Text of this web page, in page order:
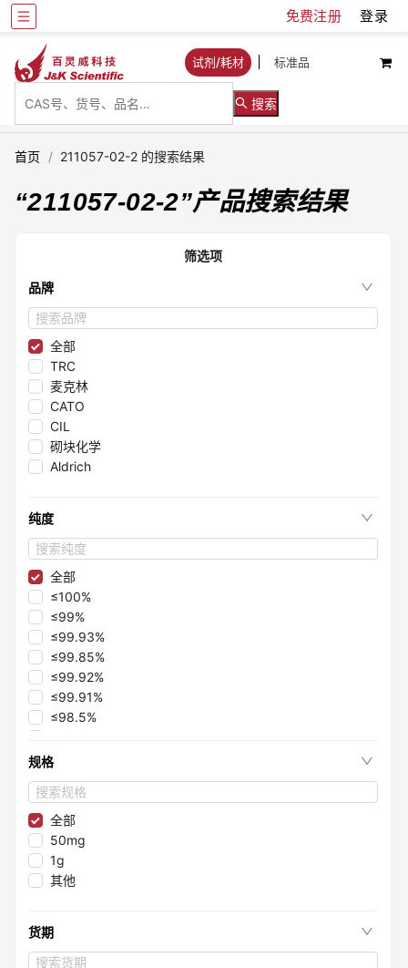
免费注册 登录
试剂/耗材 标准品
搜索
首页 / 211057-02-2 的搜索结果
“211057-02-2”产品搜索结果
筛选项
品牌
全部
TRC
麦克林
CATO
CIL
砌块化学
Aldrich
纯度
全部
≤100%
≤99%
≤99.93%
≤99.85%
≤99.92%
≤99.91%
≤98.5%
≤99.1%
≤98.6%
≤98.35%
≤99.75%
≤99.997%
≤99.995%
≤99.8%
≤99.2%
规格
全部
50mg
1g
其他
货期